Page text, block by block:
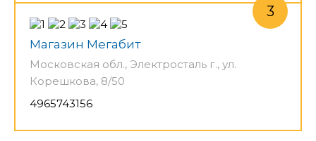
Магазин Мегабит
Московская обл., Электросталь г., ул.
Корешкова, 8/50
4965743156